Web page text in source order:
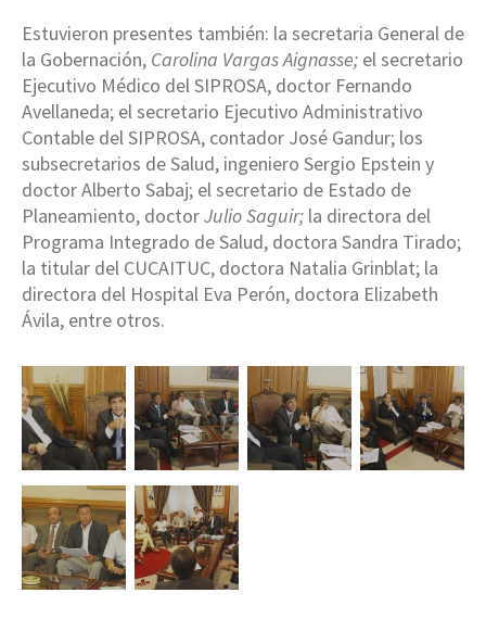
Estuvieron presentes también: la secretaria General de
la Gobernación, Carolina Vargas Aignasse; el secretario
Ejecutivo Médico del SIPROSA, doctor Fernando
Avellaneda; el secretario Ejecutivo Administrativo
Contable del SIPROSA, contador José Gandur; los
subsecretarios de Salud, ingeniero Sergio Epstein y
doctor Alberto Sabaj; el secretario de Estado de
Planeamiento, doctorJulio Saguir; la directora del
Programa Integrado de Salud, doctora Sandra Tirado;
la titular del CUCAITUC, doctora Natalia Grinblat; la
directora del Hospital Eva Perón, doctora Elizabeth
Ávila, entre otros.